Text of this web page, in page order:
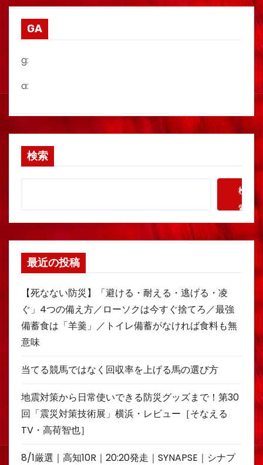
GA
g:
a:
検索
検
索
最近の投稿
【死なない防災】「避ける・耐える・逃げる・凌
ぐ」4つの備え方／ローソクは今すぐ捨てろ／最強
備蓄食は「羊羹」／トイレ備蓄がなければ食料も無
意味
当てる競馬ではなく回収率を上げる馬の選び方
地震対策から日常使いできる防災グッズまで！第30
回「震災対策技術展」横浜・レビュー［そなえる
TV・高荷智也］
8/1厳選｜高知10R｜20:20発走｜SYNAPSE｜シナプ